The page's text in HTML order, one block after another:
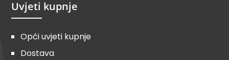
Uvjeti kupnje
Opći uvjeti kupnje
Dostava